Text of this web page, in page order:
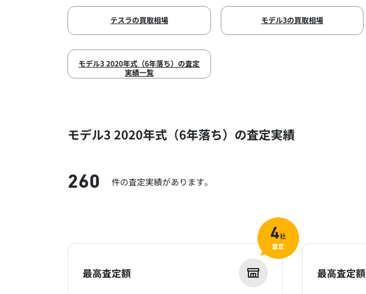
テスラの買取相場 モデル3の買取相場
モデル3 2020年式（6年落ち）の査定
実績一覧
モデル3 2020年式（6年落ち）の査定実績
260 件の査定実績があります。
最高査定額
4社
査定
最高査定額